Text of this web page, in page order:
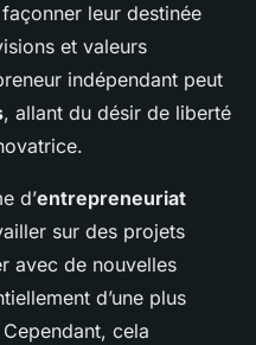
leur destinée
et valeurs
indépendant peut
, allant du désir de liberté
d’entrepreneuriat
sur des projets
avec de nouvelles
d’une plus
cela